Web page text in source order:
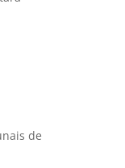
de